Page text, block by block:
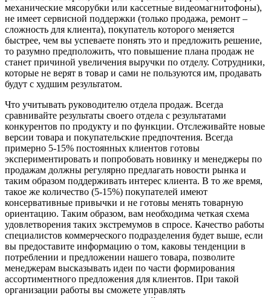
механические мясорубки или кассетные видеомагнитофоны),
не имеет сервисной поддержки (только продажа, ремонт –
сложность для клиента), покупатель которого меняется
быстрее, чем вы успеваете понять это и предложить решение,
то разумно предположить, что повышение плана продаж не
станет причиной увеличения выручки по отделу. Сотрудники,
которые не верят в товар и сами не пользуются им, продавать
будут с худшим результатом.
Что учитывать руководителю отдела продаж. Всегда
сравнивайте результаты своего отдела с результатами
конкурентов по продукту и по функции. Отслеживайте новые
версии товара и покупательские предпочтения. Всегда
примерно 5-15% постоянных клиентов готовы
экспериментировать и попробовать новинку и менеджеры по
продажам должны регулярно предлагать новости рынка и
таким образом поддерживать интерес клиента. В то же время,
такое же количество (5-15%) покупателей имеют
консервативные привычки и не готовы менять товарную
ориентацию. Таким образом, вам необходима четкая схема
удовлетворения таких экстремумов в спросе. Качество работы
специалистов коммерческого подразделения будет выше, если
вы предоставите информацию о том, каковы тенденции в
потреблении и предложении нашего товара, позволите
менеджерам высказывать идеи по части формирования
ассортиментного предложения для клиентов. При такой
организации работы вы сможете управлять